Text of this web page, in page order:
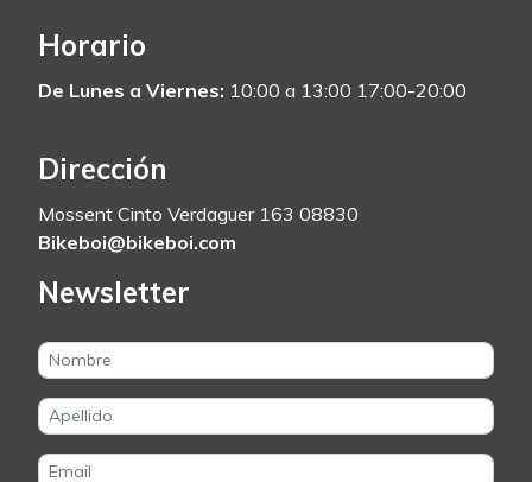
Horario
De Lunes a Viernes: 10:00 a 13:00 17:00-20:00
Dirección
Mossent Cinto Verdaguer 163 08830
Bikeboi@bikeboi.com
Newsletter